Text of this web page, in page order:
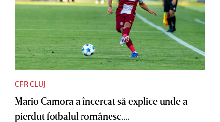
CFR CLUJ
Mario Camora a încercat să explice unde a
pierdut fotbalul românesc....